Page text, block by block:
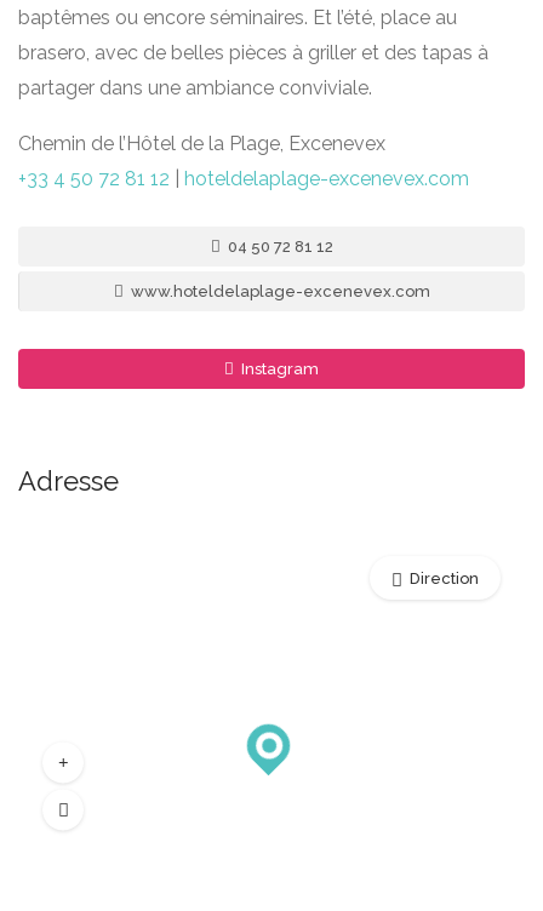
baptêmes ou encore séminaires. Et l’été, place au
brasero, avec de belles pièces à griller et des tapas à
partager dans une ambiance conviviale.
Chemin de l’Hôtel de la Plage, Excenevex
+33 4 50 72 81 12
hoteldelaplage-excenevex.com
04 50 72 81 12
www.hoteldelaplage-excenevex.com
Instagram
Adresse
Direction